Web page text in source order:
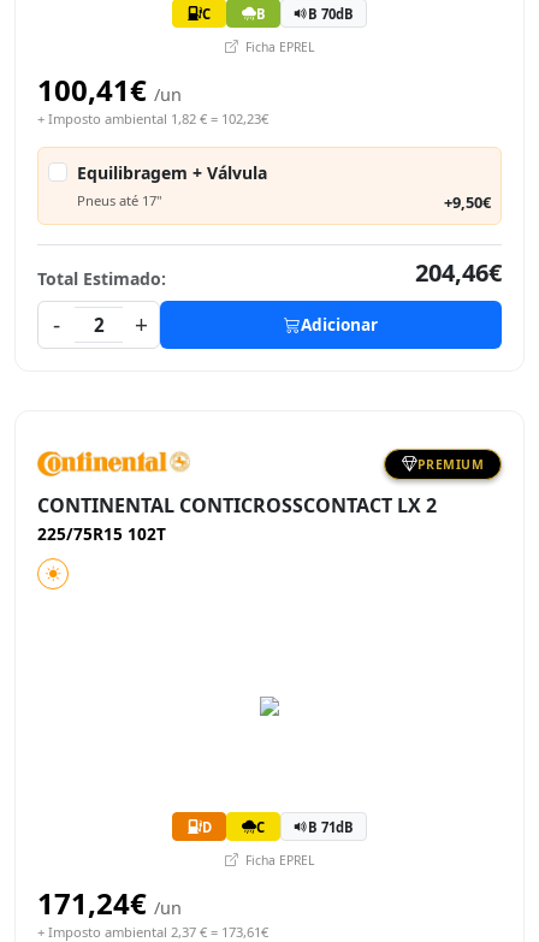
C B B 70dB
Ficha EPREL
100,41€ /un
+ Imposto ambiental 1,82 € = 102,23€
Equilibragem + Válvula
Pneus até 17" +9,50€
Total Estimado:
204,46€
-
2 + Adicionar
PREMIUM
CONTINENTAL CONTICROSSCONTACT LX 2
225/75R15 102T
D C B 71dB
Ficha EPREL
171,24€ /un
+ Imposto ambiental 2,37 € = 173,61€